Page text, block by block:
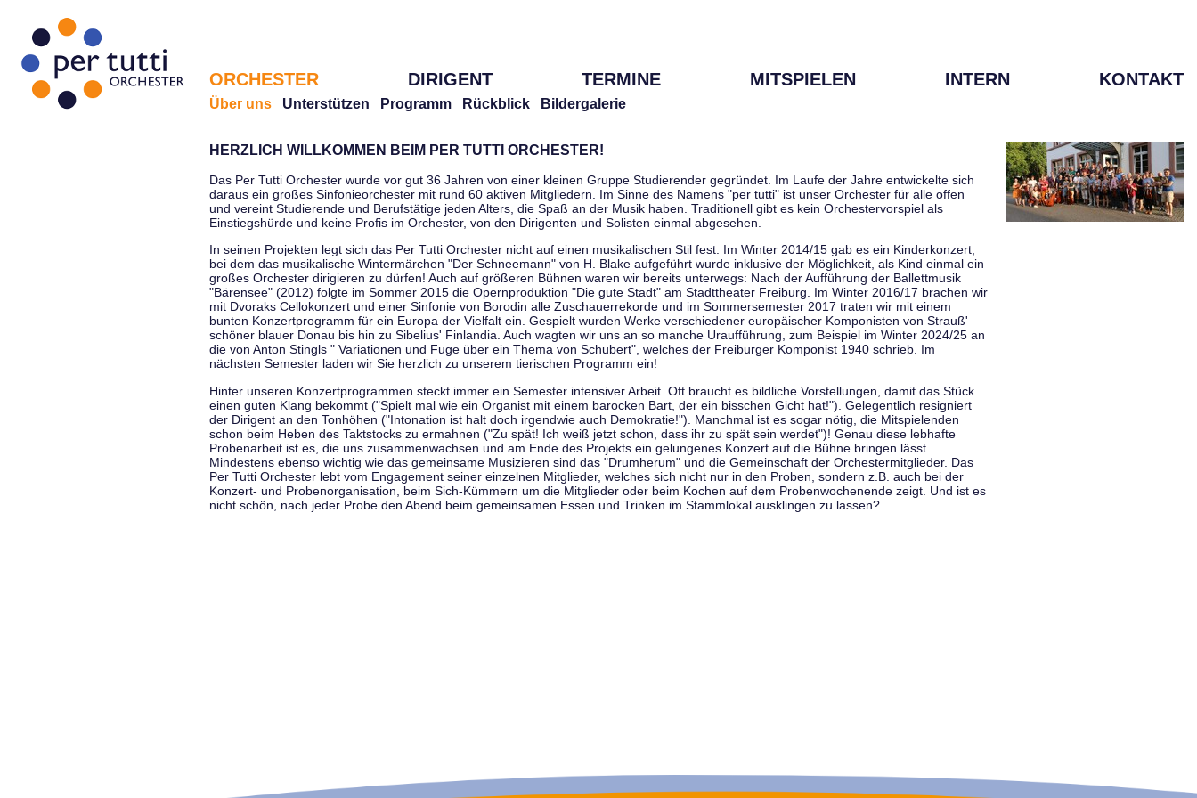
ORCHESTER DIRIGENT TERMINE MITSPIELEN INTERN KONTAKT
Über uns Unterstützen Programm Rückblick Bildergalerie
HERZLICH WILLKOMMEN BEIM PER TUTTI ORCHESTER!
Das Per Tutti Orchester wurde vor gut 36 Jahren von einer kleinen Gruppe Studierender gegründet. Im Laufe der Jahre entwickelte sich
daraus ein großes Sinfonieorchester mit rund 60 aktiven Mitgliedern. Im Sinne des Namens "per tutti" ist unser Orchester für alle offen
und vereint Studierende und Berufstätige jeden Alters, die Spaß an der Musik haben. Traditionell gibt es kein Orchestervorspiel als
Einstiegshürde und keine Profis im Orchester, von den Dirigenten und Solisten einmal abgesehen.
In seinen Projekten legt sich das Per Tutti Orchester nicht auf einen musikalischen Stil fest. Im Winter 2014/15 gab es ein Kinderkonzert,
bei dem das musikalische Wintermärchen "Der Schneemann" von H. Blake aufgeführt wurde inklusive der Möglichkeit, als Kind einmal ein
großes Orchester dirigieren zu dürfen! Auch auf größeren Bühnen waren wir bereits unterwegs: Nach der Aufführung der Ballettmusik
"Bärensee" (2012) folgte im Sommer 2015 die Opernproduktion "Die gute Stadt" am Stadttheater Freiburg. Im Winter 2016/17 brachen wir
mit Dvoraks Cellokonzert und einer Sinfonie von Borodin alle Zuschauerrekorde und im Sommersemester 2017 traten wir mit einem
bunten Konzertprogramm für ein Europa der Vielfalt ein. Gespielt wurden Werke verschiedener europäischer Komponisten von Strauß'
schöner blauer Donau bis hin zu Sibelius' Finlandia. Auch wagten wir uns an so manche Uraufführung, zum Beispiel im Winter 2024/25 an
die von Anton Stingls " Variationen und Fuge über ein Thema von Schubert", welches der Freiburger Komponist 1940 schrieb. Im
nächsten Semester laden wir Sie herzlich zu unserem tierischen Programm ein!
Hinter unseren Konzertprogrammen steckt immer ein Semester intensiver Arbeit. Oft braucht es bildliche Vorstellungen, damit das Stück
einen guten Klang bekommt ("Spielt mal wie ein Organist mit einem barocken Bart, der ein bisschen Gicht hat!"). Gelegentlich resigniert
der Dirigent an den Tonhöhen ("Intonation ist halt doch irgendwie auch Demokratie!"). Manchmal ist es sogar nötig, die Mitspielenden
schon beim Heben des Taktstocks zu ermahnen ("Zu spät! Ich weiß jetzt schon, dass ihr zu spät sein werdet")! Genau diese lebhafte
Probenarbeit ist es, die uns zusammenwachsen und am Ende des Projekts ein gelungenes Konzert auf die Bühne bringen lässt.
Mindestens ebenso wichtig wie das gemeinsame Musizieren sind das "Drumherum" und die Gemeinschaft der Orchestermitglieder. Das
Per Tutti Orchester lebt vom Engagement seiner einzelnen Mitglieder, welches sich nicht nur in den Proben, sondern z.B. auch bei der
Konzert- und Probenorganisation, beim Sich-Kümmern um die Mitglieder oder beim Kochen auf dem Probenwochenende zeigt. Und ist es
nicht schön, nach jeder Probe den Abend beim gemeinsamen Essen und Trinken im Stammlokal ausklingen zu lassen?